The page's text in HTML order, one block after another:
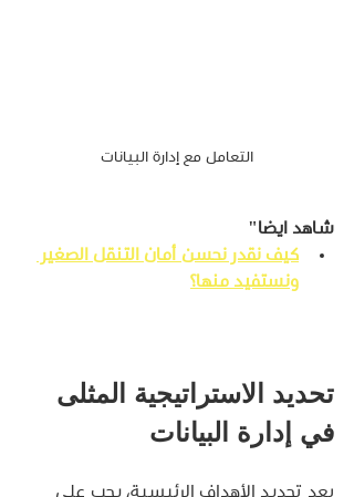
التعامل مع إدارة البيانات
شاهد ايضا"
كيف نقدر نحسن أمان التنقل الصغير
ونستفيد منها؟
تحديد الاستراتيجية المثلى
في إدارة البيانات
بعد تحديد الأهداف الرئيسية، يجب على